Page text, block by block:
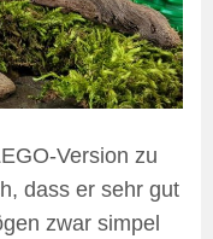
Version zu
dass er sehr gut
zwar simpel